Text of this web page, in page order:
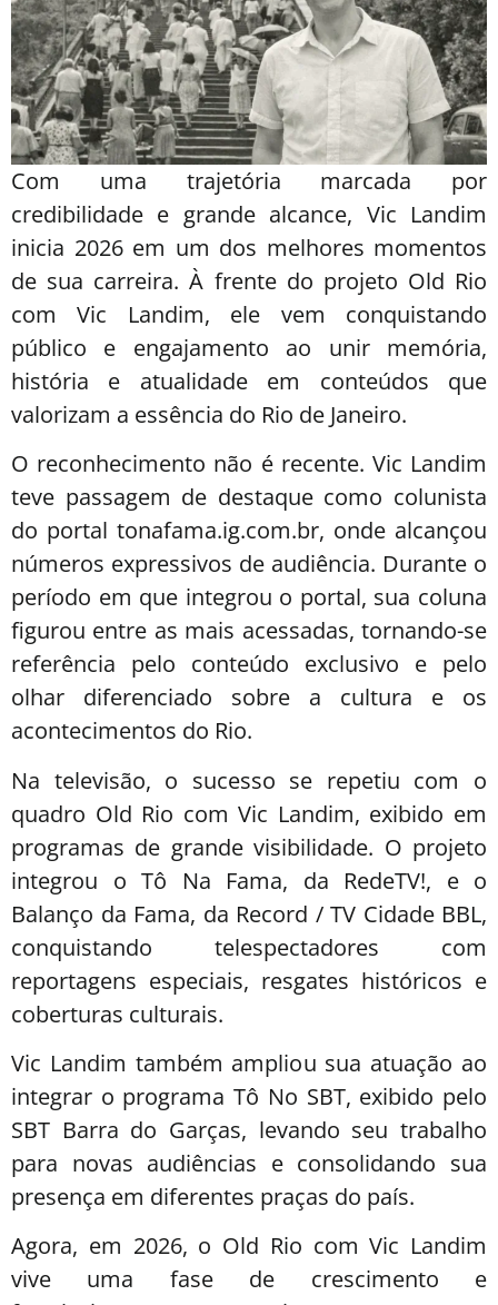
Com uma trajetória marcada por
credibilidade e grande alcance, Vic Landim
inicia 2026 em um dos melhores momentos
de sua carreira. À frente do projeto Old Rio
com Vic Landim, ele vem conquistando
público e engajamento ao unir memória,
história e atualidade em conteúdos que
valorizam a essência do Rio de Janeiro.
O reconhecimento não é recente. Vic Landim
teve passagem de destaque como colunista
do portal tonafama.ig.com.br, onde alcançou
números expressivos de audiência. Durante o
período em que integrou o portal, sua coluna
figurou entre as mais acessadas, tornando-se
referência pelo conteúdo exclusivo e pelo
olhar diferenciado sobre a cultura e os
acontecimentos do Rio.
Na televisão, o sucesso se repetiu com o
quadro Old Rio com Vic Landim, exibido em
programas de grande visibilidade. O projeto
integrou o Tô Na Fama, da RedeTV!, e o
Balanço da Fama, da Record / TV Cidade BBL,
conquistando telespectadores com
reportagens especiais, resgates históricos e
coberturas culturais.
Vic Landim também ampliou sua atuação ao
integrar o programa Tô No SBT, exibido pelo
SBT Barra do Garças, levando seu trabalho
para novas audiências e consolidando sua
presença em diferentes praças do país.
Agora, em 2026, o Old Rio com Vic Landim
vive uma fase de crescimento e